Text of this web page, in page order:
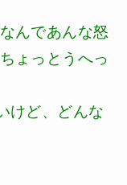
んであんな怒
ょっとうへっ
けど、どんな